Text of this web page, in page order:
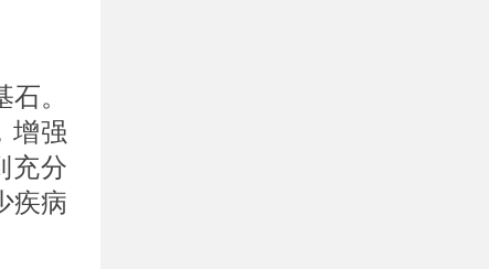
。
增强
充分
疾病